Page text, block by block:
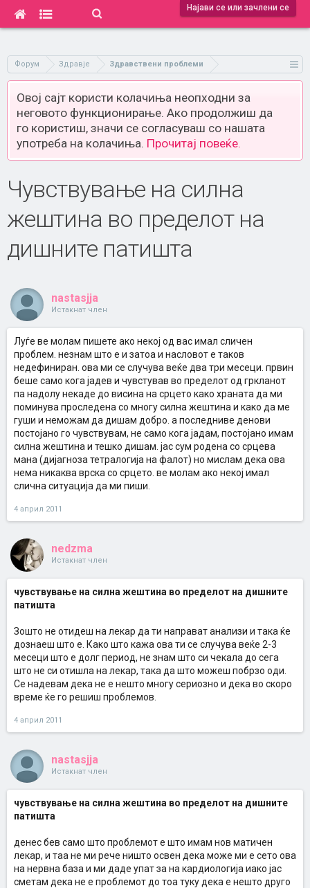
Најави се или зачлени се
Форум Здравје Здравствени проблеми
Овој сајт користи колачиња неопходни за
неговото функционирање. Ако продолжиш да
го користиш, значи се согласуваш со нашата
употреба на колачиња. Прочитај повеќе.
Чувствување на силна
жештина во пределот на
дишните патишта
nastasjja
Истакнат член
Луѓе ве молам пишете ако некој од вас имал сличен
проблем. незнам што е и затоа и насловот е таков
недефиниран. ова ми се случува веќе два три месеци. првин
беше само кога јадев и чувстував во пределот од гркланот
па надолу некаде до висина на срцето како храната да ми
поминува проследена со многу силна жештина и како да ме
гуши и неможам да дишам добро. а последниве денови
постојано го чувствувам, не само кога јадам, постојано имам
силна жештина и тешко дишам. јас сум родена со срцева
мана (дијагноза тетралогија на фалот) но мислам дека ова
нема никаква врска со срцето. ве молам ако некој имал
слична ситуација да ми пиши.
4 април 2011
nedzma
Истакнат член
чувствување на силна жештина во пределот на дишните
патишта
Зошто не отидеш на лекар да ти направат анализи и така ќе
дознаеш што е. Како што кажа ова ти се случува веќе 2-3
месеци што е долг период, не знам што си чекала до сега
што не си отишла на лекар, така да што можеш побрзо оди.
Се надевам дека не е нешто многу сериозно и дека во скоро
време ќе го решиш проблемов.
4 април 2011
nastasjja
Истакнат член
чувствување на силна жештина во пределот на дишните
патишта
денес бев само што проблемот е што имам нов матичен
лекар, и таа не ми рече ништо освен дека може ми е сето ова
на нервна база и ми даде упат за на кардиологија иако јас
сметам дека не е проблемот до тоа туку дека е нешто друго